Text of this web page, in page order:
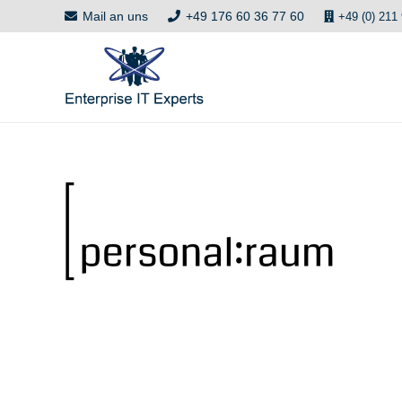
Mail an uns +49 176 60 36 77 60 +49 (0) 211